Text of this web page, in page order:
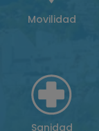
Movilidad
Sanidad